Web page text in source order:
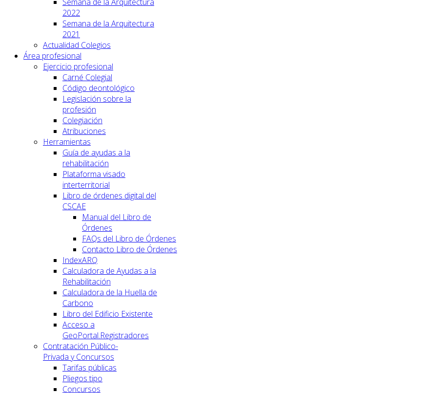
2022
Semana de la Arquitectura
2021
Actualidad Colegios
Área profesional
Ejercicio profesional
Carné Colegial
Código deontológico
Legislación sobre la
profesión
Colegiación
Atribuciones
Herramientas
Guía de ayudas a la
rehabilitación
Plataforma visado
interterritorial
Libro de órdenes digital del
CSCAE
Manual del Libro de
Órdenes
FAQs del Libro de Órdenes
Contacto Libro de Órdenes
IndexARQ
Calculadora de Ayudas a la
Rehabilitación
Calculadora de la Huella de
Carbono
Libro del Edificio Existente
Acceso a
GeoPortal.Registradores
Contratación Público-
Privada y Concursos
Tarifas públicas
Pliegos tipo
Concursos